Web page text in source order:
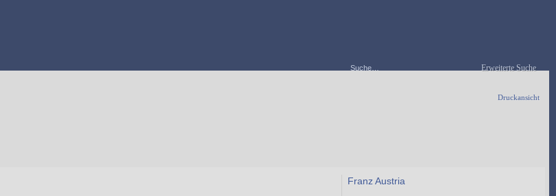
Erweiterte Suche
Druckansicht
Franz Austria